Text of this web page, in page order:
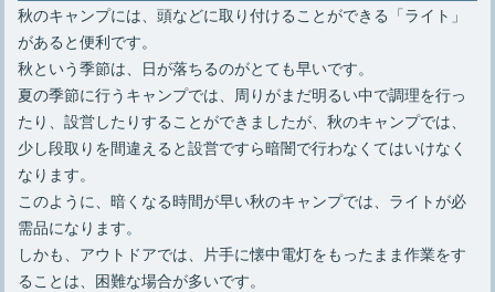
秋のキャンプには、頭などに取り付けることができる「ライト」
があると便利です。
秋という季節は、日が落ちるのがとても早いです。
夏の季節に行うキャンプでは、周りがまだ明るい中で調理を行っ
たり、設営したりすることができましたが、秋のキャンプでは、
少し段取りを間違えると設営ですら暗闇で行わなくてはいけなく
なります。
このように、暗くなる時間が早い秋のキャンプでは、ライトが必
需品になります。
しかも、アウトドアでは、片手に懐中電灯をもったまま作業をす
ることは、困難な場合が多いです。